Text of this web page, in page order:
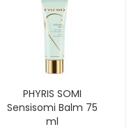
PHYRIS SOMI
Sensisomi Balm 75
ml